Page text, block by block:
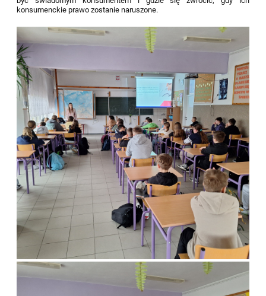
konsumenckie prawo zostanie naruszone.